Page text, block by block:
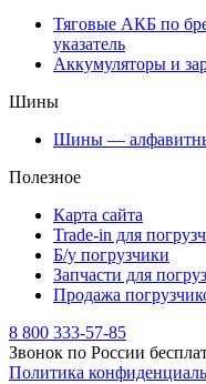
Тяговые АКБ по
указатель
Аккумуляторы и
Шины
Шины —
Полезное
Карта сайта
Trade-in для
Б/у погрузчики
Запчасти для
Продажа
8 800 333-57-85
Звонок по России
Политика